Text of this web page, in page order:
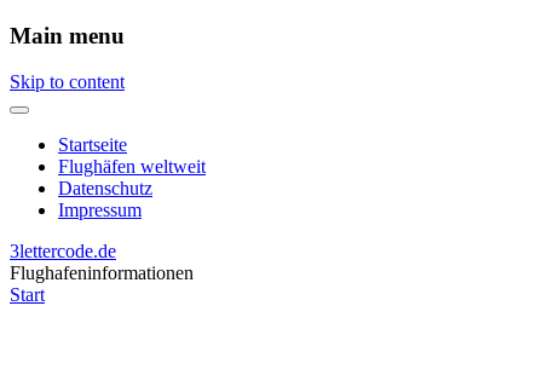
Main menu
Skip to content
Startseite
Flughäfen weltweit
Datenschutz
Impressum
3lettercode.de
Flughafeninformationen
Start